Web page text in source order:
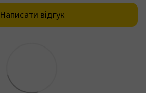
Написати відгук